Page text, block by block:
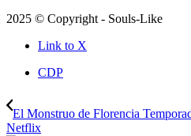
2025 © Copyright - Souls-Like
Link to X
CDP
El Monstruo de Florencia
Netflix